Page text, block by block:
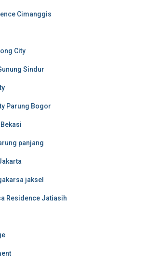
Cimanggis
City
Sindur
Parung Bogor
panjang
jaksel
Residence Jatiasih